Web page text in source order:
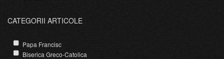
CATEGORII ARTICOLE
Papa Francisc
Biserica Greco-Catolica